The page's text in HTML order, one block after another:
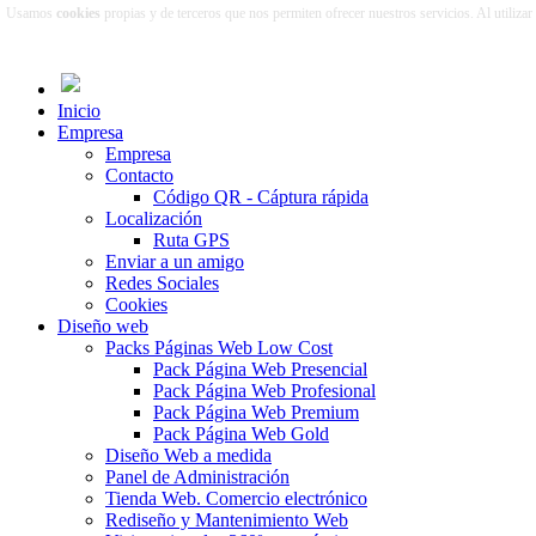
Inicio
Empresa
Empresa
Contacto
Código QR - Cáptura rápida
Localización
Ruta GPS
Enviar a un amigo
Redes Sociales
Cookies
Diseño web
Packs Páginas Web Low Cost
Pack Página Web Presencial
Pack Página Web Profesional
Pack Página Web Premium
Pack Página Web Gold
Diseño Web a medida
Panel de Administración
Tienda Web. Comercio electrónico
Rediseño y Mantenimiento Web
Usamos cookies propias y de terceros que nos permiten ofrecer nuestros servicios. Al